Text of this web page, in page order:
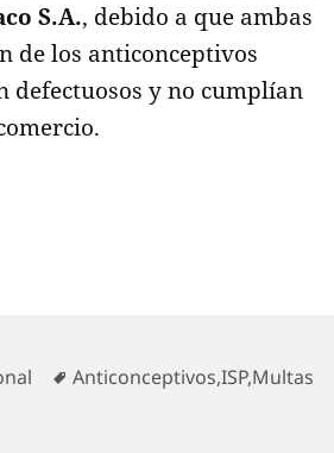
S.A., debido a que ambas
de los anticonceptivos
defectuosos y no cumplían
anticonceptivos defectuosos
Etiquetas
Anticonceptivos,ISP,Multas